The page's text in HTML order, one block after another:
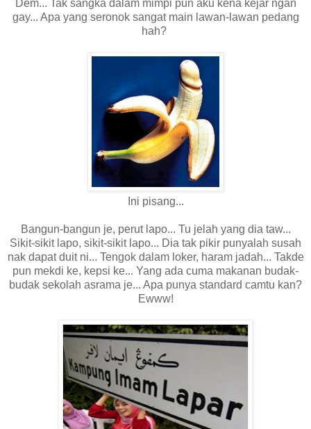
Dem... Tak sangka dalam mimpi pun aku kena kejar ngan
gay... Apa yang seronok sangat main lawan-lawan pedang
hah?
Ini pisang...
Bangun-bangun je, perut lapo... Tu jelah yang dia taw...
Sikit-sikit lapo, sikit-sikit lapo... Dia tak pikir punyalah susah
nak dapat duit ni... Tengok dalam loker, haram jadah... Takde
pun mekdi ke, kepsi ke... Yang ada cuma makanan budak-
budak sekolah asrama je... Apa punya standard camtu kan?
Ewww!